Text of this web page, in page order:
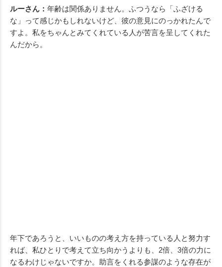
ルーさん： 年齢は関係ありません。ふつうなら「ふざける
な」って感じかもしれないけど、彼の意見にのっかれたんで
すよ。私をちゃんとみてくれている人が苦言を呈してくれた
んだから。
年下であろうと、いいものの考え方を持っている人と努力す
れば、私ひとりで考えて立ち向かうよりも、2倍、3倍の力に
なるわけじゃないですか。助言をくれる参謀のような存在が